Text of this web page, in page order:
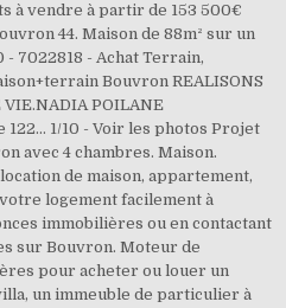
à vendre à partir de 153 500€
44. Maison de 88m² sur un
- 7022818 - Achat Terrain,
Bouvron REALISONS
VIE.NADIA POILANE
122... 1/10 - Voir les photos Projet
avec 4 chambres. Maison.
de maison, appartement,
logement facilement à
immobilières ou en contactant
sur Bouvron. Moteur de
pour acheter ou louer un
un immeuble de particulier à